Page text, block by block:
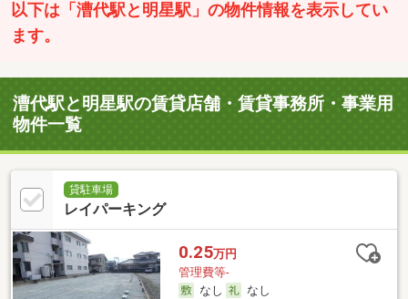
以下は「漕代駅と明星駅」の物件情報を表示してい
ます。
漕代駅と明星駅の賃貸店舗・賃貸事務所・事業用
物件一覧
貸駐車場
レイパーキング
0.25万円
管理費等-
なし
なし